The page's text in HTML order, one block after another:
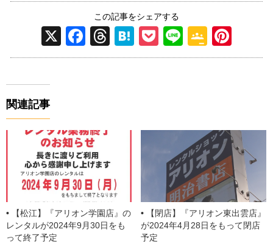
この記事をシェアする
X F
a
o
o
k
T
hr
H
at
P
o
Li
n
G
o
Cl
a
ss
ro
o
m
nt
関連記事
【松江】『アリオン学園店』の
レンタルが2024年9月30日をも
って終了予定
【閉店】『アリオン東出雲店』
が2024年4月28日をもって閉店
予定